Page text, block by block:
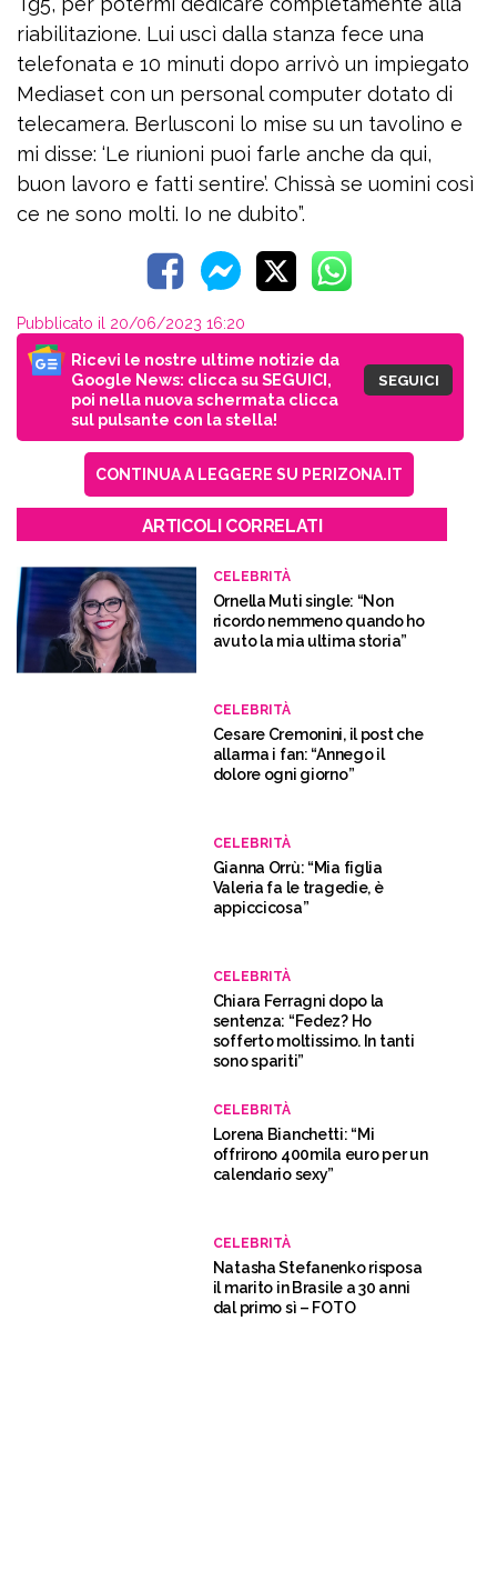
riabilitazione. Lui uscì dalla stanza fece una
telefonata e 10 minuti dopo arrivò un impiegato
Mediaset con un personal computer dotato di
telecamera. Berlusconi lo mise su un tavolino e
mi disse: ‘Le riunioni puoi farle anche da qui,
buon lavoro e fatti sentire’. Chissà se uomini così
ce ne sono molti. Io ne dubito”.
Pubblicato il 20/06/2023 16:20
Ricevi le nostre ultime notizie da
Google News: clicca su SEGUICI,
poi nella nuova schermata clicca
sul pulsante con la stella!
SEGUICI
CONTINUA A LEGGERE SU PERIZONA.IT
ARTICOLI CORRELATI
CELEBRITÀ
Ornella Muti single: “Non
ricordo nemmeno quando ho
avuto la mia ultima storia”
CELEBRITÀ
Cesare Cremonini, il post che
allarma i fan: “Annego il
dolore ogni giorno”
CELEBRITÀ
Gianna Orrù: “Mia figlia
Valeria fa le tragedie, è
appiccicosa”
CELEBRITÀ
Chiara Ferragni dopo la
sentenza: “Fedez? Ho
sofferto moltissimo. In tanti
sono spariti”
CELEBRITÀ
Lorena Bianchetti: “Mi
offrirono 400mila euro per un
calendario sexy”
CELEBRITÀ
Natasha Stefanenko risposa
il marito in Brasile a 30 anni
dal primo sì – FOTO